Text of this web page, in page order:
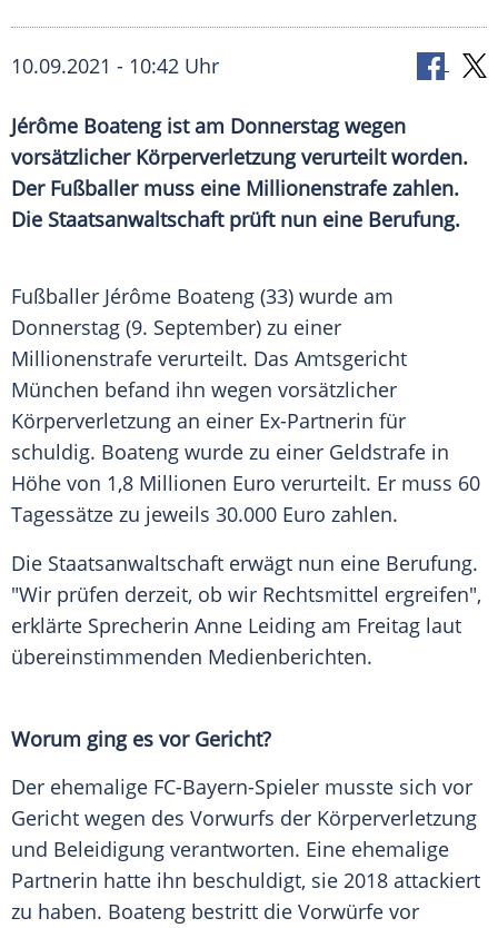
10.09.2021 - 10:42 Uhr
Jérôme Boatengist am Donnerstag wegen
vorsätzlicher Körperverletzungverurteilt worden.
Der Fußballer muss eine Millionenstrafe zahlen.
Die Staatsanwaltschaftprüft nun eine Berufung.
Fußballer Jérôme Boateng (33) wurde am
Donnerstag (9. September) zu einer
Millionenstrafe verurteilt. Das Amtsgericht
München befand ihn wegen vorsätzlicher
Körperverletzung an einer Ex-Partnerin für
schuldig. Boateng wurde zu einer Geldstrafe in
Höhe von 1,8 Millionen Euro verurteilt. Er muss 60
Tagessätze zu jeweils 30.000 Euro zahlen.
Die Staatsanwaltschaft erwägt nun eine Berufung.
"Wir prüfen derzeit, ob wir Rechtsmittel ergreifen",
erklärte Sprecherin Anne Leiding am Freitag laut
übereinstimmenden Medienberichten.
Worum ging es vor Gericht?
Der ehemalige FC-Bayern-Spieler musste sich vor
Gericht wegen des Vorwurfs der Körperverletzung
und Beleidigung verantworten. Eine ehemalige
Partnerin hatte ihn beschuldigt, sie 2018 attackiert
zu haben. Boateng bestritt die Vorwürfe vor